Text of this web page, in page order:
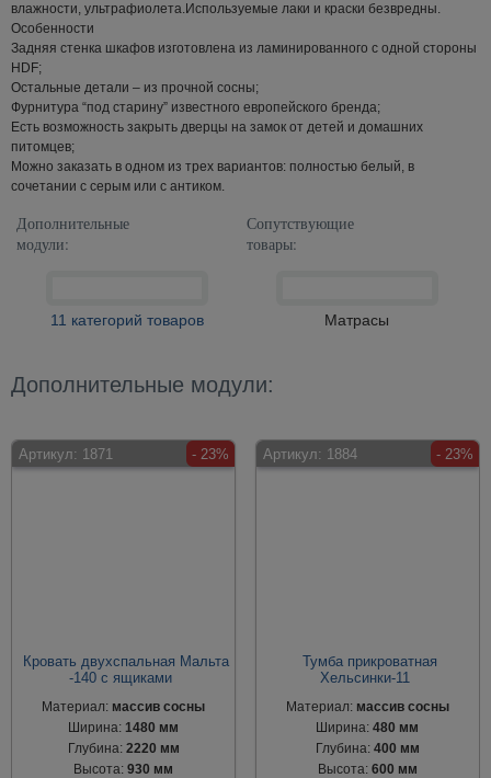
влажности, ультрафиолета.Используемые лаки и краски безвредны.
Особенности
Задняя стенка шкафов изготовлена из ламинированного с одной стороны
HDF;
Остальные детали – из прочной сосны;
Фурнитура “под старину” известного европейского бренда;
Есть возможность закрыть дверцы на замок от детей и домашних
питомцев;
Можно заказать в одном из трех вариантов: полностью белый, в
сочетании с серым или с антиком.
Дополнительные
модули:
11 категорий товаров
Сопутствующие
товары:
Матрасы
Дополнительные модули:
Артикул: 1871 - 23%
Кровать двухспальная Мальта
-140 с ящиками
Материал: массив сосны
Ширина:1480 мм
Глубина: 2220 мм
Высота:930 мм
Артикул: 1884 - 23%
Тумба прикроватная
Хельсинки-11
Материал: массив сосны
Ширина:480 мм
Глубина: 400 мм
Высота: 600 мм